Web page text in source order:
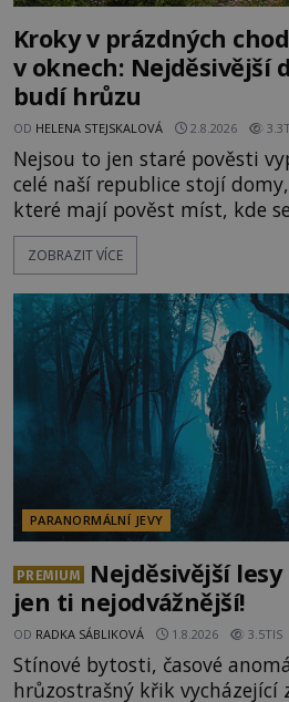
Kroky v prázdných
v oknech: Nejděsivější
budí hrůzu
OD HELENA STEJSKALOVÁ 2.8.2026
Nejsou to jen staré pověsti
celé naší republice stojí
které mají pověst míst, kde
ozývají nevysvětlitelné zvuky
jevy. Zatímco historici většinou hledají racionální
lokality vykazují nápadně
celé generace. A právě tato
ZOBRAZIT VÍCE
PARANORMÁLNÍ JEVY
PREMIUM
Nejděsivější
jen ti nejodvážnější!
OD RADKA SÁBLIKOVÁ 1.8.2026 3.5TIS
Stínové bytosti, časové
hrůzostrašný křik vycházející